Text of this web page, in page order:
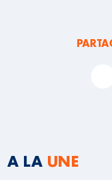
A LA UNE